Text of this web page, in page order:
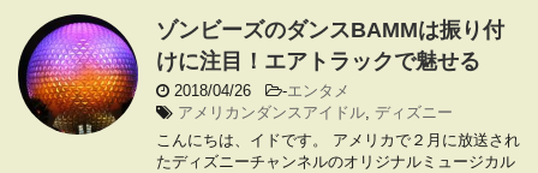
ゾンビーズのダンスBAMMは振り付
けに注目！エアトラックで魅せる
2018/04/26 -エンタメ
アメリカンダンスアイドル, ディズニー
こんにちは、イドです。 アメリカで２月に放送され
たディズニーチャンネルのオリジナルミュージカル